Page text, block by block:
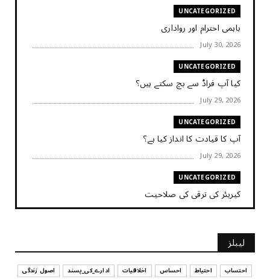
UNCATEGORIZED
باہمی احترام اور رواداری
July 30, 2026
UNCATEGORIZED
کیا آپ فراڈ سے بچ سکتے ہیں؟
July 29, 2026
UNCATEGORIZED
آپ کا قیادت کا انداز کیا ہے؟
July 29, 2026
UNCATEGORIZED
کیریئر کی ترقی کی صلاحیت
July 29, 2026
UNCATEGORIZED
کیا آپ اپنے باس کو مؤثر طریقے سے منظم کر رہے ہیں
July 29, 2026
لیبلز
احتساب احتیاط احساس اخلاقیات ادارے_کی_پسند
اصول زندگی